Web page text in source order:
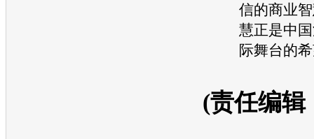
信的商业
慧正是中国
际舞台的
(责任编辑